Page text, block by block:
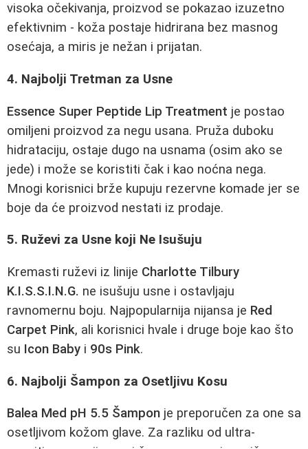
visoka očekivanja, proizvod se pokazao izuzetno
efektivnim - koža postaje hidrirana bez masnog
osećaja, a miris je nežan i prijatan.
4. Najbolji Tretman za Usne
Essence Super Peptide Lip Treatment je postao
omiljeni proizvod za negu usana. Pruža duboku
hidrataciju, ostaje dugo na usnama (osim ako se
jede) i može se koristiti čak i kao noćna nega.
Mnogi korisnici brže kupuju rezervne komade jer se
boje da će proizvod nestati iz prodaje.
5. Ruževi za Usne koji Ne Isušuju
Kremasti ruževi iz linije Charlotte Tilbury
K.I.S.S.I.N.G. ne isušuju usne i ostavljaju
ravnomernu boju. Najpopularnija nijansa je Red
Carpet Pink, ali korisnici hvale i druge boje kao što
su Icon Baby i 90s Pink.
6. Najbolji Šampon za Osetljivu Kosu
Balea Med pH 5.5 Šampon je preporučen za one sa
osetljivom kožom glave. Za razliku od ultra-